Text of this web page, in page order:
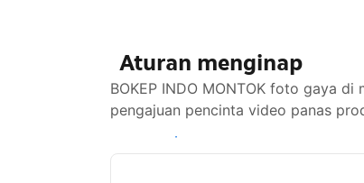
Aturan menginap
BOKEP INDO MONTOK foto gaya
pengajuan pencinta video panas
Lihat ketersediaan